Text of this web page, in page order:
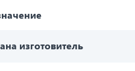
изготовитель